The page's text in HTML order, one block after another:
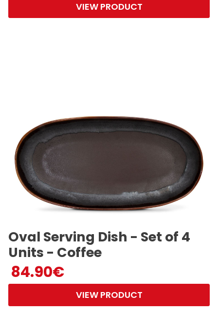
VIEW PRODUCT
Oval Serving Dish - Set of 4
Units - Coffee
84.90€
VIEW PRODUCT